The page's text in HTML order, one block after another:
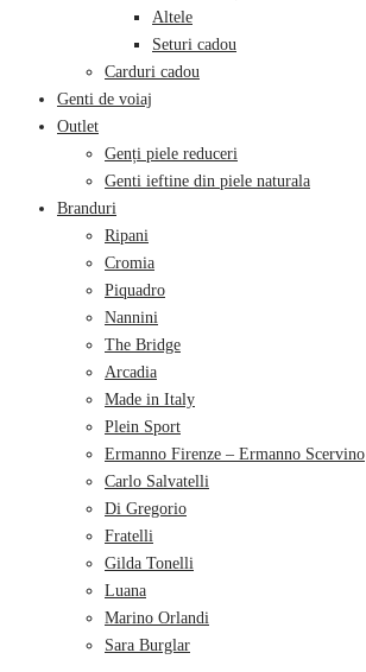
Altele
Seturi cadou
Carduri cadou
Genti de voiaj
Outlet
Genți piele reduceri
Genti ieftine din piele naturala
Branduri
Ripani
Cromia
Piquadro
Nannini
The Bridge
Arcadia
Made in Italy
Plein Sport
Ermanno Firenze – Ermanno Scervino
Carlo Salvatelli
Di Gregorio
Fratelli
Gilda Tonelli
Luana
Marino Orlandi
Sara Burglar